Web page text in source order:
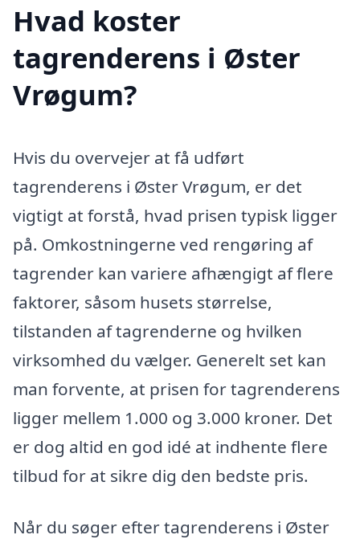
Hvad koster
tagrenderens i Øster
Vrøgum?
Hvis du overvejer at få udført
tagrenderens i Øster Vrøgum, er det
vigtigt at forstå, hvad prisen typisk ligger
på. Omkostningerne ved rengøring af
tagrender kan variere afhængigt af flere
faktorer, såsom husets størrelse,
tilstanden af tagrenderne og hvilken
virksomhed du vælger. Generelt set kan
man forvente, at prisen for tagrenderens
ligger mellem 1.000 og 3.000 kroner. Det
er dog altid en god idé at indhente flere
tilbud for at sikre dig den bedste pris.
Når du søger efter tagrenderens i Øster